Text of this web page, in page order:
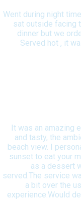
Went during night
sat outside facing
dinner but we
Served hot , it
It was an amazing
and tasty, the
beach view. I
sunset to eat your
as a dessert
served.The service
a bit over the
experience.Would